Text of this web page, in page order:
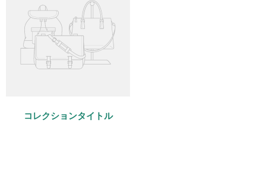
コレクションタイトル